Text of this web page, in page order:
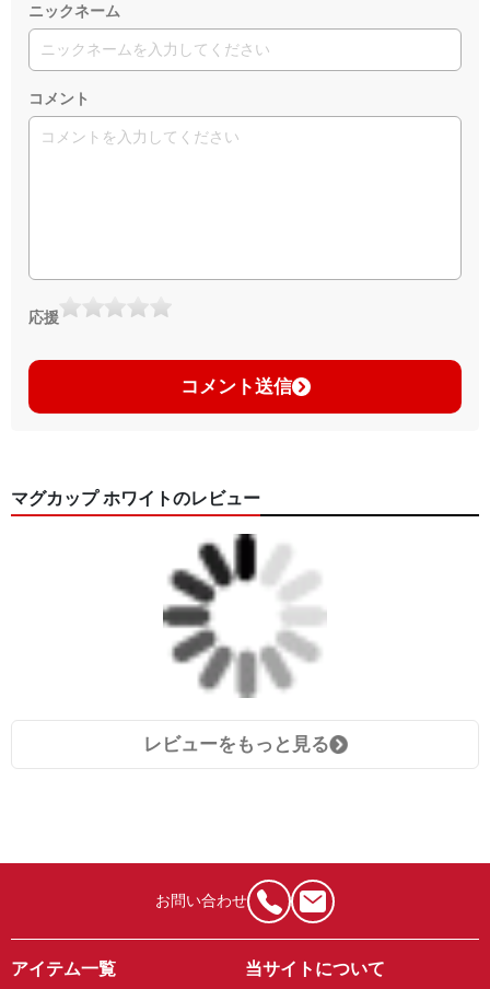
ニックネーム
コメント
応援
コメント送信
マグカップ ホワイトのレビュー
レビューをもっと見る
お問い合わせ
アイテム一覧 当サイトについて